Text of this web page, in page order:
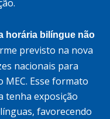
horária bilíngue não
previsto na nova
nacionais para
Esse formato
tenha exposição
favorecendo